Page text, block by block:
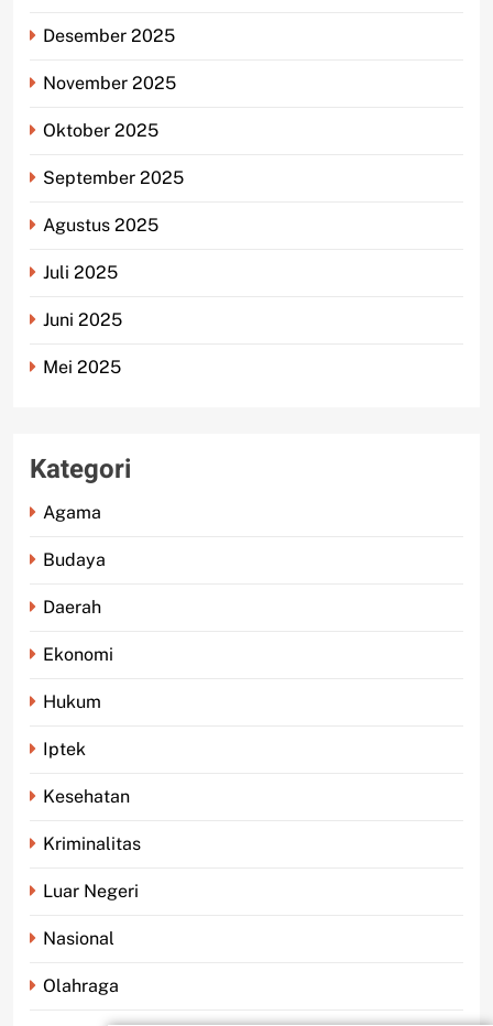
Desember 2025
November 2025
Oktober 2025
September 2025
Agustus 2025
Juli 2025
Juni 2025
Mei 2025
Kategori
Agama
Budaya
Daerah
Ekonomi
Hukum
Iptek
Kesehatan
Kriminalitas
Luar Negeri
Nasional
Olahraga